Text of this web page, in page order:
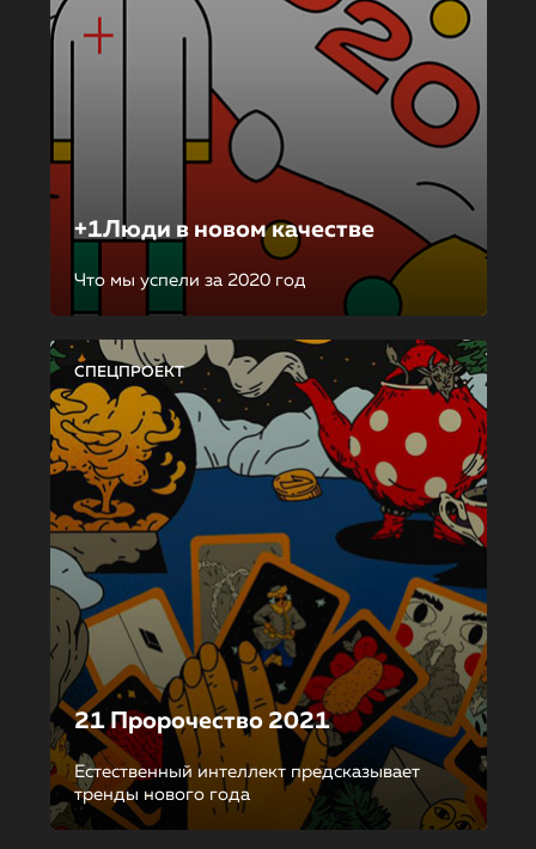
+1Люди в новом качестве
Что мы успели за 2020 год
СПЕЦПРОЕКТ
21 Пророчество 2021
Естественный интеллект предсказывает
тренды нового года